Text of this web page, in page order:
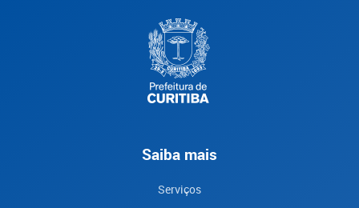
Saiba mais
Serviços